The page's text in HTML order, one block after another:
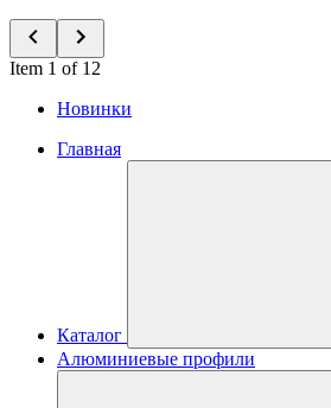
Item 1 of 12
Новинки
Главная
Каталог
Алюминиевые профили